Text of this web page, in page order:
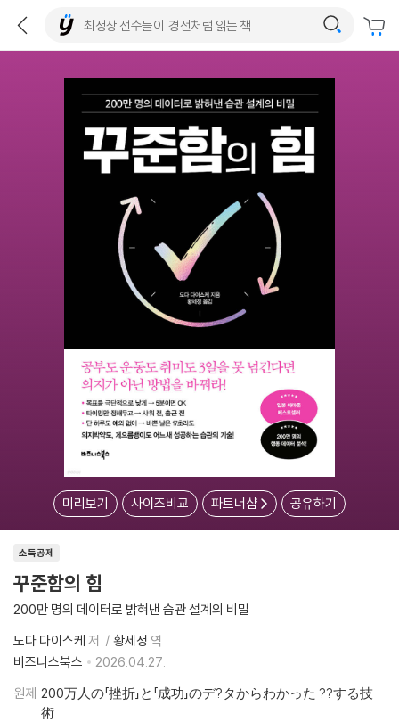
미리보기 사이즈비교 파트너샵 공유하기
소득공제
꾸준함의 힘
200만 명의 데이터로 밝혀낸 습관 설계의 비밀
도다 다이스케 저 황세정 역
비즈니스북스
2026.04.27.
원제 200万人の「挫折」と「成功」のデ?タからわかった ??する技
術